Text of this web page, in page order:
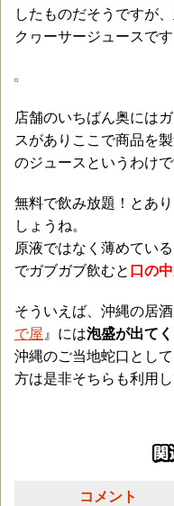
したものだそうですが
クヮーサージュースです
店舗のいちばん奥には
スがありここで商品を
のジュースというわけで
無料で飲み放題！とあ
しょうね。
原液ではなく薄めてい
でガブガブ飲むと 口の
そういえば、沖縄の居
で屋 』には泡盛が出てく
沖縄のご当地蛇口とし
方は是非そちらも利用
コメント